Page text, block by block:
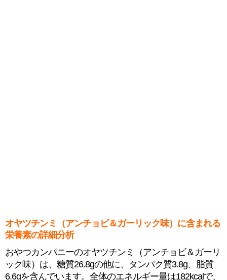
オヤツチンミ（アンチョビ＆ガーリック味）に含まれる
栄養素の詳細分析
おやつカンパニーのオヤツチンミ（アンチョビ＆ガーリ
ック味）は、糖質26.8gの他に、タンパク質3.8g、脂質
6.6gを含んでいます。全体のエネルギー量は182kcalで、